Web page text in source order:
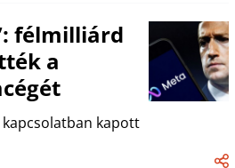
félmilliárd
a
kapott